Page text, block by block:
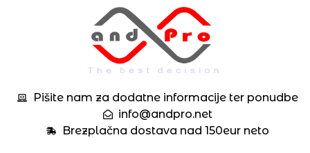
Pišite nam za dodatne informacije ter ponudbe
info@andpro.net
Brezplačna dostava nad 150eur neto